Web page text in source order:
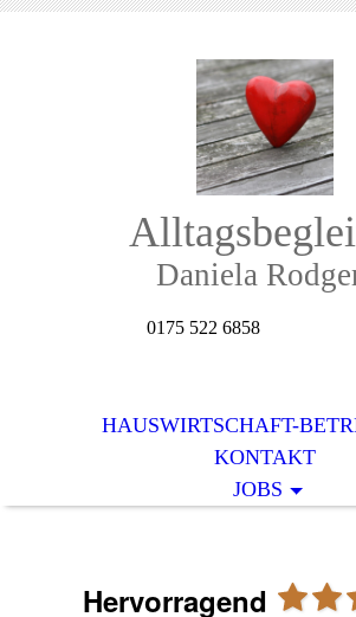
Daniela
0175 522 6858
HAUSWIRTSCHAFT-
KONTAKT
JOBS